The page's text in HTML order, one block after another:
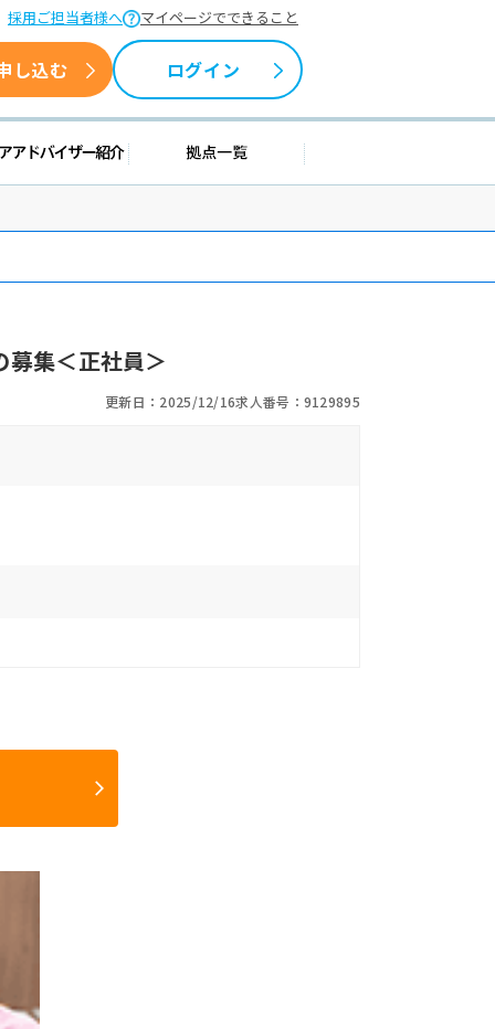
採用ご担当者様へ マイページでできること
し込む ログイン
報 キャリアアドバイザー紹介 拠点一覧
集＜正社員＞
更新日：2025/12/16求人番号：9129895